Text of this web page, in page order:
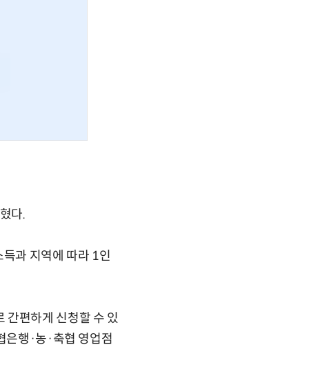
다.
과 지역에 따라 1인
간편하게 신청할 수 있
은행·농·축협 영업점